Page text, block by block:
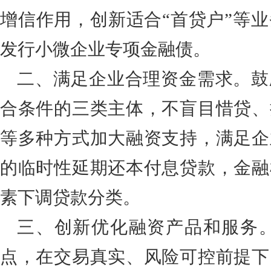
增信作用，创新适合“首贷户”等
发行小微企业专项金融债。
二、满足企业合理资金需求。
合条件的三类主体，不盲目惜贷
等多种方式加大融资支持，满足
的临时性延期还本付息贷款，金
素下调贷款分类。
三、创新优化融资产品和服务
点，在交易真实、风险可控前提